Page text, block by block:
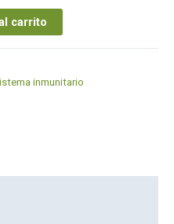
carrito
inmunitario